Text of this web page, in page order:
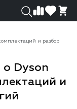
и разбор
о Dyson
и